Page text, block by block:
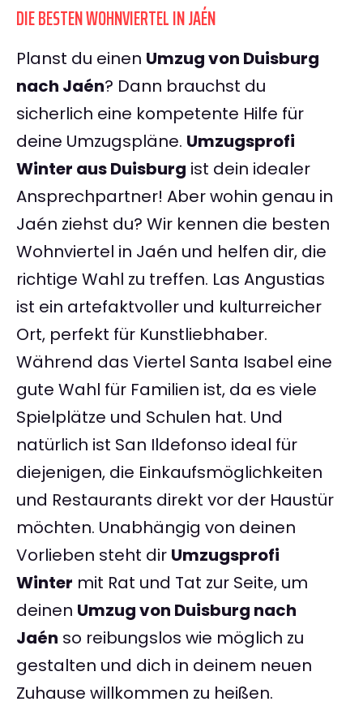
DIE BESTEN WOHNVIERTEL IN JAÉN
Planst du einen Umzug von Duisburg
nach Jaén? Dann brauchst du
sicherlich eine kompetente Hilfe für
deine Umzugspläne. Umzugsprofi
Winter aus Duisburg ist dein idealer
Ansprechpartner! Aber wohin genau in
Jaén ziehst du? Wir kennen die besten
Wohnviertel in Jaén und helfen dir, die
richtige Wahl zu treffen. Las Angustias
ist ein artefaktvoller und kulturreicher
Ort, perfekt für Kunstliebhaber.
Während das Viertel Santa Isabel eine
gute Wahl für Familien ist, da es viele
Spielplätze und Schulen hat. Und
natürlich ist San Ildefonso ideal für
diejenigen, die Einkaufsmöglichkeiten
und Restaurants direkt vor der Haustür
möchten. Unabhängig von deinen
Vorlieben steht dir Umzugsprofi
Winter mit Rat und Tat zur Seite, um
deinen Umzug von Duisburg nach
Jaén so reibungslos wie möglich zu
gestalten und dich in deinem neuen
Zuhause willkommen zu heißen.